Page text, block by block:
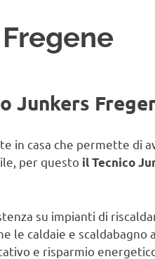
Junkers
in casa che permette di
per questo il Tecnico
su impianti di
le caldaie e scaldabagno
e risparmio